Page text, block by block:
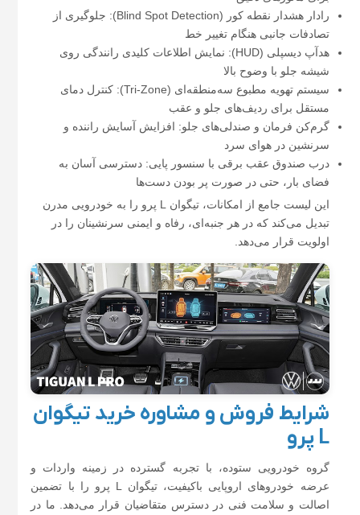
رادار هشدار نقطه کور (Blind Spot Detection): جلوگیری از
تصادفات جانبی هنگام تغییر خط
هدآپ دیسپلی (HUD): نمایش اطلاعات کلیدی رانندگی روی
شیشه جلو با وضوح بالا
سیستم تهویه مطبوع سه‌منطقه‌ای (Tri-Zone): کنترل دمای
مستقل برای ردیف‌های جلو و عقب
گرم‌کن فرمان و صندلی‌های جلو: افزایش آسایش راننده و
سرنشین در هوای سرد
درب صندوق عقب برقی با سنسور پایی: دسترسی آسان به
فضای بار، حتی در صورت پر بودن دست‌ها
​این لیست جامع از امکانات، تیگوان L پرو را به خودرویی مدرن
تبدیل می‌کند که در هر جنبه‌ای، رفاه و ایمنی سرنشینان را در
اولویت قرار می‌دهد.
شرایط فروش و مشاوره خرید تیگوان
L پرو
گروه خودرویی ستوده، با تجربه گسترده در زمینه واردات و
عرضه خودروهای اروپایی باکیفیت، تیگوان L پرو را با تضمین
اصالت و سلامت فنی در دسترس متقاضیان قرار می‌دهد. ما در